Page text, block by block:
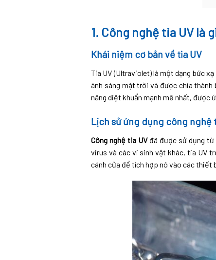
1. Công nghệ tia UV là
Khái niệm cơ bản về tia UV
Tia UV (Ultraviolet) là một dạng bức
ánh sáng mặt trời và được chia thành
năng diệt khuẩn mạnh mẽ nhất, được
Lịch sử ứng dụng công nghệ
Công nghệ tia UVđã được sử dụng từ
virus và các vi sinh vật khác, tia UV
cánh cửa để tích hợp nó vào các thiết